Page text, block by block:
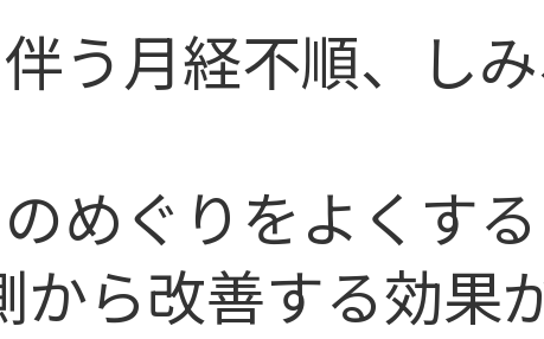
う月経不順、し
めぐりをよくす
ら改善する効果